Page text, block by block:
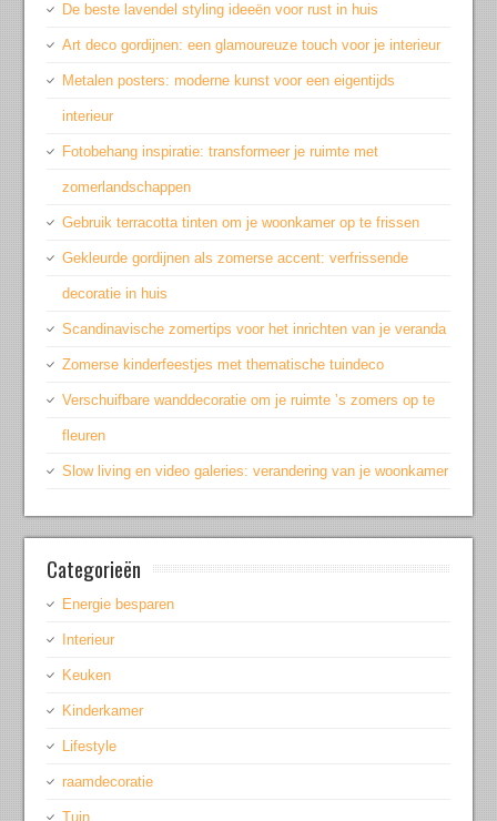
De beste lavendel styling ideeën voor rust in huis
Art deco gordijnen: een glamoureuze touch voor je interieur
Metalen posters: moderne kunst voor een eigentijds
interieur
Fotobehang inspiratie: transformeer je ruimte met
zomerlandschappen
Gebruik terracotta tinten om je woonkamer op te frissen
Gekleurde gordijnen als zomerse accent: verfrissende
decoratie in huis
Scandinavische zomertips voor het inrichten van je veranda
Zomerse kinderfeestjes met thematische tuindeco
Verschuifbare wanddecoratie om je ruimte ’s zomers op te
fleuren
Slow living en video galeries: verandering van je woonkamer
Categorieën
Energie besparen
Interieur
Keuken
Kinderkamer
Lifestyle
raamdecoratie
Tuin